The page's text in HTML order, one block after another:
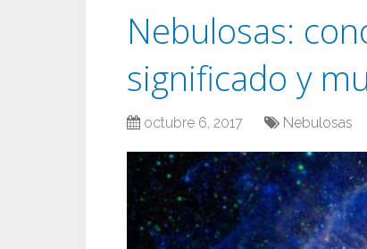
Nebulosas:
significado y
octubre 6, 2017 Nebulosas